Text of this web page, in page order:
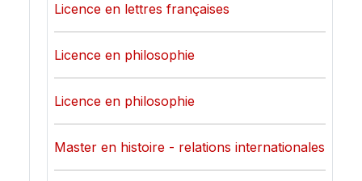
Licence en lettres françaises
Licence en philosophie
Licence en philosophie
Master en histoire - relations internationales